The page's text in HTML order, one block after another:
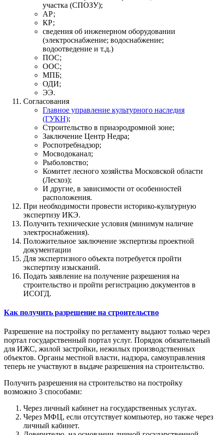
участка (СПОЗУ);
АР;
КР;
сведения об инженерном оборудовании
(электроснабжение; водоснабжение;
водоотведение и т.д.)
ПОС;
ООС;
МПБ;
ОДИ;
ЭЭ.
Согласования
Главное управление культурного наследия
(ГУКН);
Строительство в приаэродромной зоне;
Заключение Центр Недра;
Роспотребнадзор;
Мосводоканал;
Рыболовство;
Комитет лесного хозяйства Московской области
(Лесхоз);
И другие, в зависимости от особенностей
расположения.
При необходимости провести историко-культурную
экспертизу ИКЭ.
Получить технические условия (минимум наличие
электроснабжения).
Положительное заключение экспертизы проектной
документации
Для экспертизного объекта потребуется пройти
экспертизу изысканий.
Подать заявление на получение разрешения на
строительство и пройти регистрацию документов в
ИСОГД.
Как получить разрешение на строительство
Разрешение на постройку по регламенту выдают только через
портал государственный портал услуг. Порядок обязательный
для ИЖС, жилой застройки, нежилых производственных
объектов. Органы местной власти, надзора, самоуправления
теперь не участвуют в выдаче разрешения на строительство.
Получить разрешения на строительство на постройку
возможно 3 способами:
Через личный кабинет на государственных услугах.
Через МФЦ, если отсутствует компьютер, но также через
личный кабинет.